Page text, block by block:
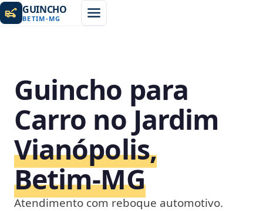
GUINCHO
BETIM-MG
Guincho para
Carro no Jardim
Vianópolis,
Betim‑MG
Atendimento com reboque automotivo.